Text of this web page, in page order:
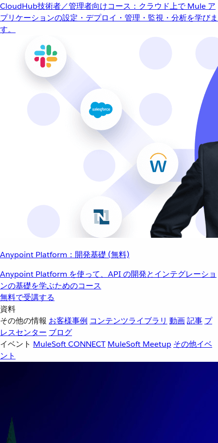
CloudHub技術者／管理者向けコース：クラウド上で Mule ア
プリケーションの設定・デプロイ・管理・監視・分析を学びま
す。
Anypoint Platform：開発基礎 (無料)
Anypoint Platform を使って、API の開発とインテグレーショ
ンの基礎を学ぶためのコース
無料で受講する
資料
その他の情報 お客様事例 コンテンツライブラリ 動画記事 プ
レスセンター ブログ
イベント MuleSoft CONNECT MuleSoft Meetup その他イベ
ント